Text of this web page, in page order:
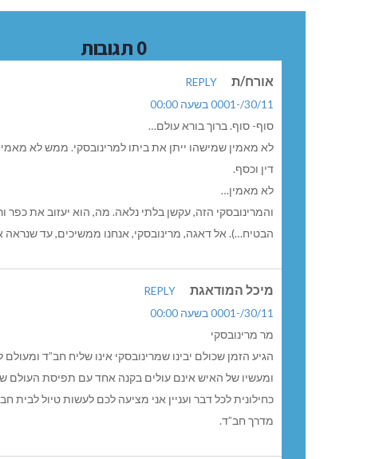
0 תגובות
אורח/ת
REPLY
30/11/-0001 בשעה 00:00
סוף- סוף. ברוך בורא עולם…
לא מאמין שמישהו ייתן את ביתו למרינובסקי. ממש לא
דין וכסף.
לא מאמין…
והמרינובסקי הזה, עקשן בלתי נלאה. מה, הוא יעזוב את כפר
הבטיח…). אל דאגה, מרינובסקי, אנחנו ממשיכים, עד שנראה
מיכל המודאגת
REPLY
30/11/-0001 בשעה 00:00
מר מרינובסקי
הגיע הזמן שכולם יבינו שמרינובסקי אינו שליח חב”ד
ומעשיו של האיש אינם עולים בקנה אחד עם תפיסת העולם
כחילונית לכל דבר ועניין אני מציעה לכם לעשות טיול
מדרך חב”ד.